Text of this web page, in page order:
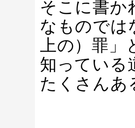
そこに書か
なものでは
上の）罪
知っている
たくさんあ